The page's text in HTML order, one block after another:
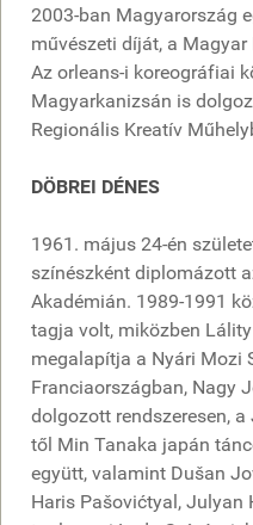
2003-ban Magyarország
művészeti díját, a
Az orleans-i koreográfiai
Magyarkanizsán is
Regionális Kreatív
DÖBREI DÉNES
1961. május 24-én
színészként diplomázott
Akadémián. 1989-1991
tagja volt, miközben
megalapítja a Nyári Mozi
Franciaországban, Nagy
dolgozott rendszeresen,
től Min Tanaka japán
együtt, valamint Dušan
Haris Pašovićtyal, Julyan